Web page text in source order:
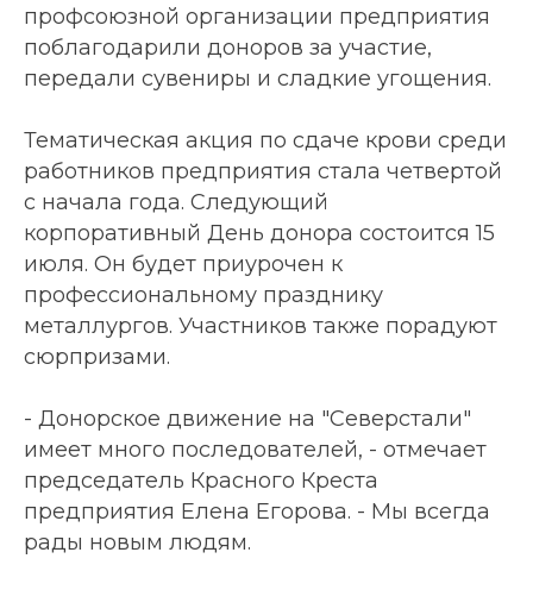
профсоюзной организации предприятия
поблагодарили доноров за участие,
передали сувениры и сладкие угощения.
Тематическая акция по сдаче крови среди
работников предприятия стала четвертой
с начала года. Следующий
корпоративный День донора состоится 15
июля. Он будет приурочен к
профессиональному празднику
металлургов. Участников также порадуют
сюрпризами.
- Донорское движение на "Северстали"
имеет много последователей, - отмечает
председатель Красного Креста
предприятия Елена Егорова. - Мы всегда
рады новым людям.